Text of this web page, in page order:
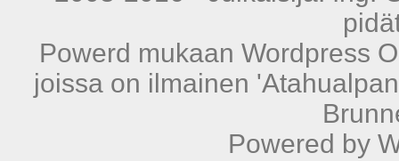
Powerd mukaan Wordpress
joissa on ilmainen
Powered by